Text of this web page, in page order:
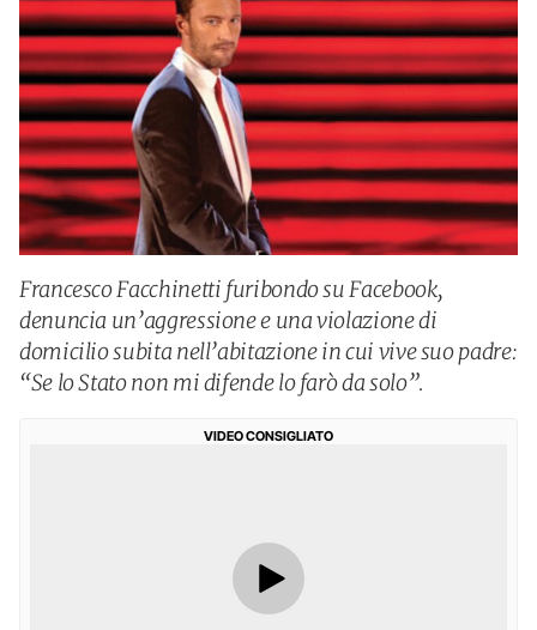
Francesco Facchinetti furibondo su Facebook,
denuncia un’aggressione e una violazione di
domicilio subita nell’abitazione in cui vive suo padre:
“Se lo Stato non mi difende lo farò da solo”.
VIDEO CONSIGLIATO